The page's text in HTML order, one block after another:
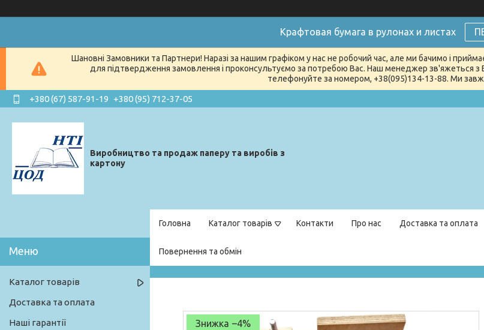
Крафтовая бумага в рулонах и листах
Шановні Замовники та Партнери! Наразі за нашим графіком у нас не робочий час, але ми бачимо і
для підтвердження замовлення і проконсультуємо за потребою Вас. Наш менеджер зв'яжеться з
телефонуйте за номером, +38(095)134-13-88. Ми
+380 (67) 587-91-19 +380 (95) 712-37-05
Виробництво та продаж паперу та виробів з
картону
Головна Каталог товарів Контакти Про нас Доставка та оплата
Повернення та обмін
–4%
Каталог товарів
Доставка та оплата
Наші гарантії